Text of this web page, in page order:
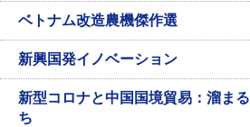
ベトナム改造農機傑作選
新興国発イノベーション
新型コロナと中国国境貿易：溜ま
ち